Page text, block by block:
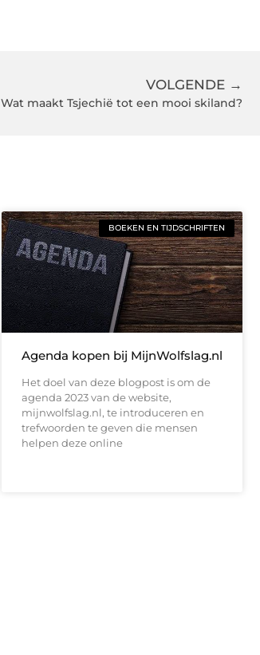
VOLGENDE →
Wat maakt Tsjechië tot een mooi skiland?
BOEKEN EN TIJDSCHRIFTEN
Agenda kopen bij MijnWolfslag.nl
Het doel van deze blogpost is om de
agenda 2023 van de website,
mijnwolfslag.nl, te introduceren en
trefwoorden te geven die mensen
helpen deze online